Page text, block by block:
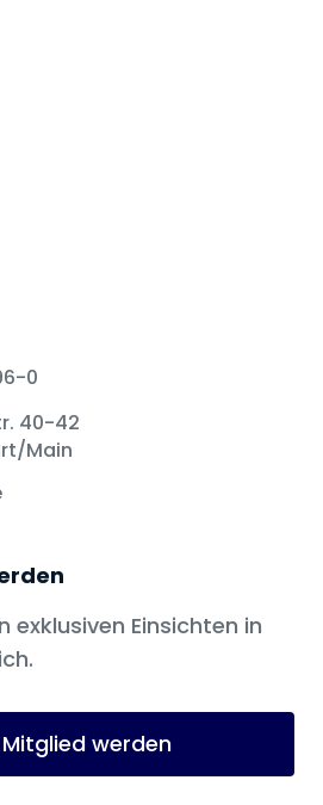
0
40-42
Main
exklusiven Einsichten in
werden